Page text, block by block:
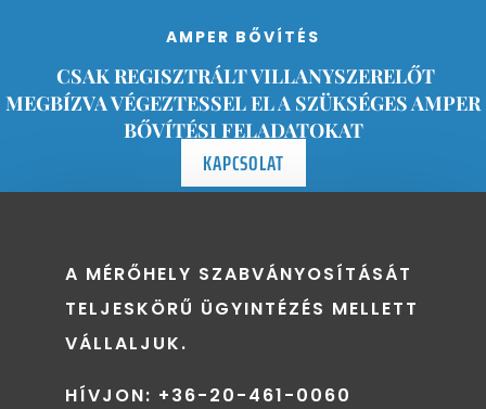
AMPER BŐVÍTÉS
CSAK REGISZTRÁLT VILLANYSZERELŐT
MEGBÍZVA VÉGEZTESSEL EL A SZÜKSÉGES AMPER
BŐVÍTÉSI FELADATOKAT
KAPCSOLAT
A MÉRŐHELY SZABVÁNYOSÍTÁSÁT
TELJESKÖRŰ ÜGYINTÉZÉS MELLETT
VÁLLALJUK.
HÍVJON: +36-20-461-0060